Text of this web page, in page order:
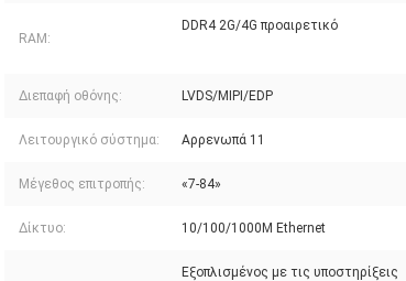
RAM:
DDR4 2G/4G προαιρετικό
Διεπαφή οθόνης: LVDS/MIPI/EDP
Λειτουργικό σύστημα: Αρρενωπά 11
Μέγεθος επιτροπής: «7-84»
Δίκτυο: 10/100/1000M Ethernet
Εξοπλισμένος με τις υποστηρίξεις